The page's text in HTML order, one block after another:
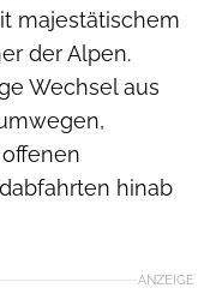
majestätischem
der Alpen.
Wechsel aus
hinab
ANZEIGE